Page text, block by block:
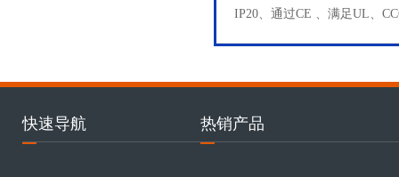
IP20、通过CE 、满足UL、
快速导航 热销产品